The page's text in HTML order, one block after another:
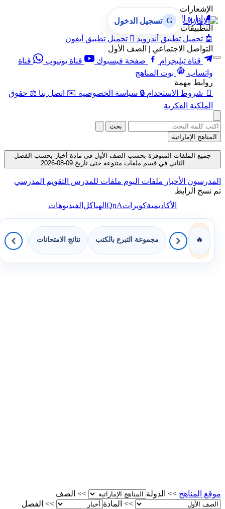
الإشعارات
🔔 إدارة الإشعارات
التطبيقات
تحميل تطبيق أندرويد  تحميل تطبيق آيفون
التواصل الاجتماعي | الصف الأول
قناة تيليجرام
صفحة فيسبوك قناة يوتيوب
قناة
واتساب
بوت المناهج
روابط مهمة
شروط الاستخدام 🔒 سياسة الخصوصية ✉️ اتصل بنا ⚖️ حقوق
الملكية الفكرية
G تسجيل الدخول
بحث
المناهج الإماراتية
جميع الملفات المتوفرة بحسب الصف الأول في مادة أخبار بحسب الفصل
الثاني في قسم ملفات متنوعة حتى تاريخ 09-08-2026
الأخبارملفات اليومملفات للمدرسالتقويم المدرسي
نسخ الرابط
الأكاديميةكويزاتQnAالهياكلالفيديوهات
مجموعة التبرع بالكتب نتائج الامتحانات كويزات
المناهج >> الدولة >> الصف
>> المادة >> الفصل